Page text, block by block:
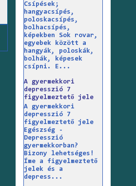
Csípések;
hangyacsípés,
poloskacsípés,
bolhacsípés,
képekben Sok rovar,
egyebek között a
hangyák, poloskák,
bolhák, képesek
csípni. E...
A gyermekkori
depresszió 7
figyelmeztető jele
A gyermekkori
depresszió 7
figyelmeztető jele
Egészség -
Depresszió
gyermekkorban?
Bizony lehetséges!
Íme a figyelmeztető
jelek és a
depress...